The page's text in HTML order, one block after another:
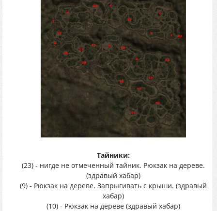
Тайники:
(23) - нигде не отмеченный тайник. Рюкзак на дереве.
(здравый хабар)
(9) - Рюкзак на дереве. Запрыгивать с крыши. (здравый
хабар)
(10) - Рюкзак на дереве (здравый хабар)